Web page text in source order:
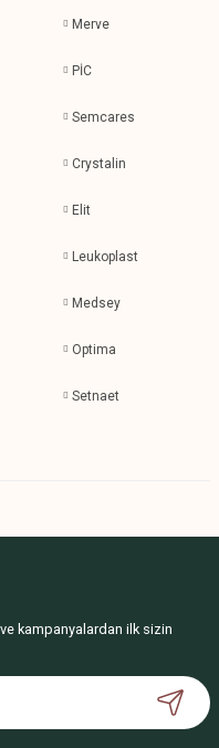
Merve
PİC
Semcares
Crystalin
Elit
Leukoplast
Medsey
Optima
Setnaet
kampanyalardan ilk sizin